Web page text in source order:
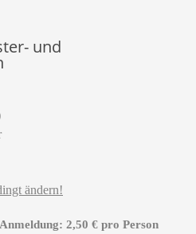
und
ändern!
2,50 € pro Person